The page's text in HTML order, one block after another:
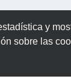
y
sobre las